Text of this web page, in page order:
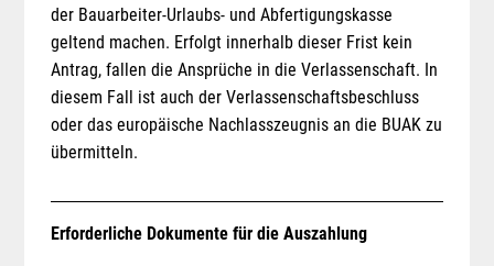
der Bauarbeiter-Urlaubs- und Abfertigungskasse
geltend machen. Erfolgt innerhalb dieser Frist kein
Antrag, fallen die Ansprüche in die Verlassenschaft. In
diesem Fall ist auch der Verlassenschaftsbeschluss
oder das europäische Nachlasszeugnis an die BUAK zu
übermitteln.
Erforderliche Dokumente für die Auszahlung